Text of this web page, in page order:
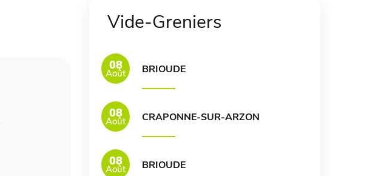
Vide-Greniers
08
Août BRIOUDE
08
Août CRAPONNE-SUR-ARZON
08
Août BRIOUDE